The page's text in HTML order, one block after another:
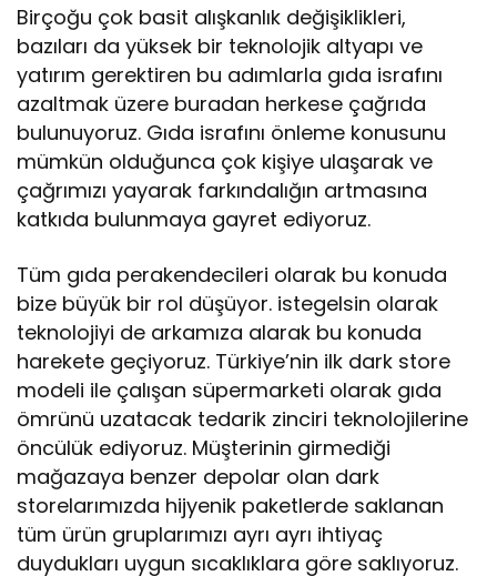
Birçoğu çok basit alışkanlık değişiklikleri,
bazıları da yüksek bir teknolojik altyapı ve
yatırım gerektiren bu adımlarla gıda israfını
azaltmak üzere buradan herkese çağrıda
bulunuyoruz. Gıda israfını önleme konusunu
mümkün olduğunca çok kişiye ulaşarak ve
çağrımızı yayarak farkındalığın artmasına
katkıda bulunmaya gayret ediyoruz.
Tüm gıda perakendecileri olarak bu konuda
bize büyük bir rol düşüyor. istegelsin olarak
teknolojiyi de arkamıza alarak bu konuda
harekete geçiyoruz. Türkiye’nin ilk dark store
modeli ile çalışan süpermarketi olarak gıda
ömrünü uzatacak tedarik zinciri teknolojilerine
öncülük ediyoruz. Müşterinin girmediği
mağazaya benzer depolar olan dark
storelarımızda hijyenik paketlerde saklanan
tüm ürün gruplarımızı ayrı ayrı ihtiyaç
duydukları uygun sıcaklıklara göre saklıyoruz.